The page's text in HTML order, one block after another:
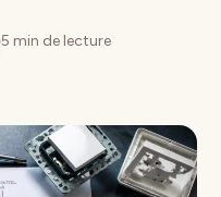
5 min de lecture